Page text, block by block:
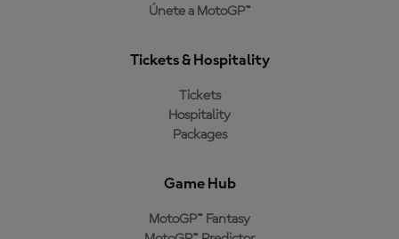
Únete a MotoGP™
Tickets & Hospitality
Tickets
Hospitality
Packages
Game Hub
MotoGP™ Fantasy